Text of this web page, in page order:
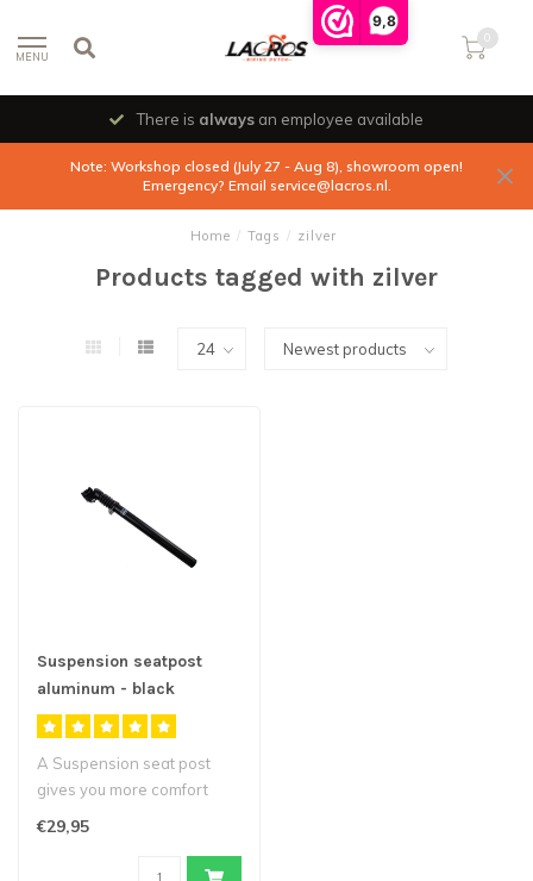
9,8
MENU
0
There is always an employee available
Note: Workshop closed (July 27 - Aug 8), showroom open!
Emergency? Email service@lacros.nl.
Home / Tags / zilver
Products tagged with zilver
Suspension seatpost
aluminum - black
A Suspension seat post
gives you more comfort
€29,95